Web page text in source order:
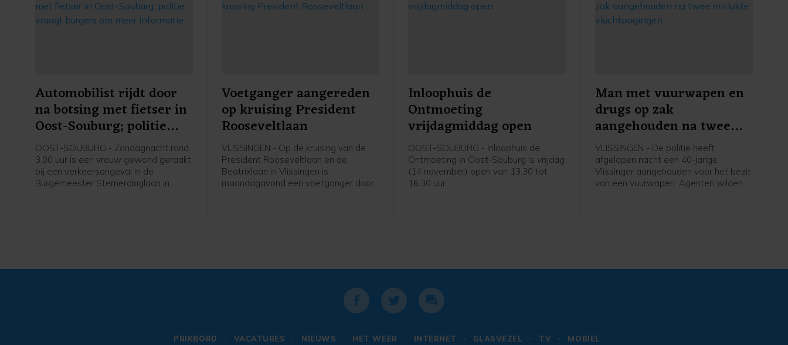
Automobilist rijdt door
na botsing met fietser in
Oost-Souburg; politie
vraagt burgers om meer
informatie
OOST-SOUBURG - Zondagnacht rond
3.00 uur is een vrouw gewond geraakt
bij een verkeersongeval in de
Burgemeester Stemerdinglaan in
Voetganger aangereden
op kruising President
Rooseveltlaan
VLISSINGEN - Op de kruising van de
President Rooseveltlaan en de
Beatrixlaan in Vlissingen is
maandagavond een voetganger door
Inloophuis de
Ontmoeting
vrijdagmiddag open
OOST-SOUBURG - Inloophuis de
Ontmoeting in Oost-Souburg is vrijdag
(14 november) open van 13.30 tot
16.30 uur.
Man met vuurwapen en
drugs op zak
aangehouden na twee
mislukte vluchtpogingen
VLISSINGEN - De politie heeft
afgelopen nacht een 40-jarige
Vlissinger aangehouden voor het bezit
van een vuurwapen. Agenten wilden
PRIKBORD VACATURES NIEUWS HET WEER INTERNET GLASVEZEL TV MOBIEL